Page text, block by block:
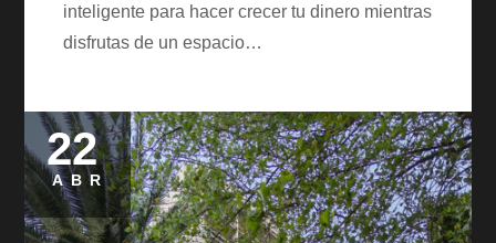
inteligente para hacer crecer tu dinero mientras
disfrutas de un espacio…
Posted
on
22
ABR